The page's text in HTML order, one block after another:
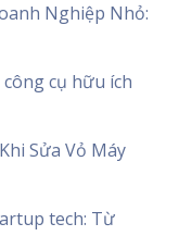
Nghiệp Nhỏ:
cụ hữu ích
Sửa Vỏ Máy
tech: Từ